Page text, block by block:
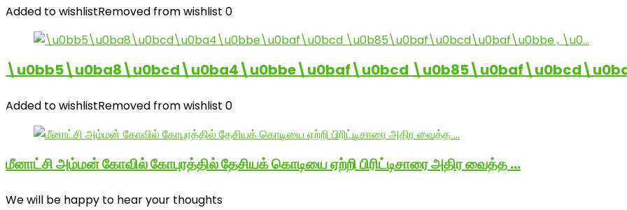
Added to wishlistRemoved from wishlist 0
\u0bb5\u0ba8\u0bcd\u0ba4\u0bbe\u0baf\u0bcd
Added to wishlistRemoved from wishlist 0
மீனாட்சி அம்மன் கோவில் கோபுரத்தில் தேசியக் கொடியை ஏற்றி பிரிட்டிசாரை அதிர வைத்த …
We will be happy to hear your thoughts